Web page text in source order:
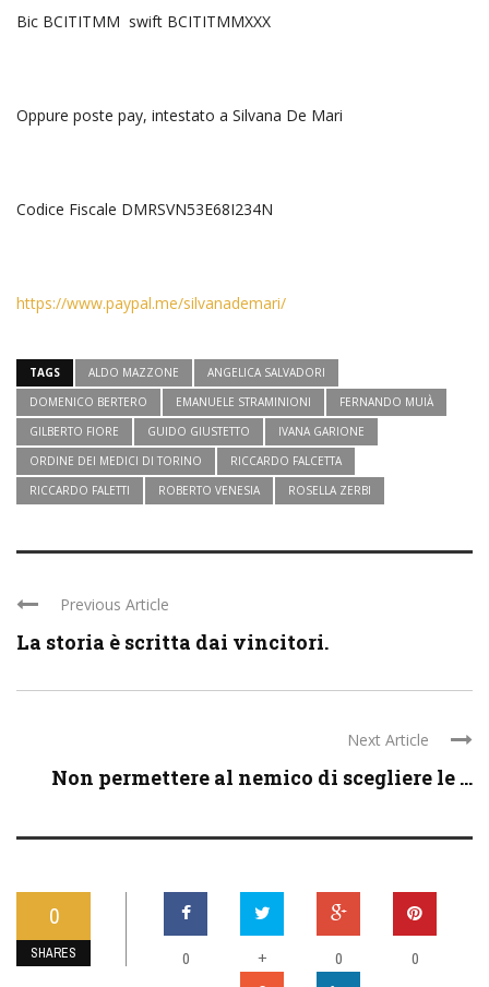
Bic BCITITMM swift BCITITMMXXX
Oppure poste pay, intestato a Silvana De Mari
Codice Fiscale DMRSVN53E68I234N
https://www.paypal.me/silvanademari/
TAGS ALDO MAZZONE
ANGELICA SALVADORI
DOMENICO BERTERO
EMANUELE STRAMINIONI
FERNANDO MUIÀ
GILBERTO FIORE
GUIDO GIUSTETTO
IVANA GARIONE
ORDINE DEI MEDICI DI TORINO
RICCARDO FALCETTA
RICCARDO FALETTI
ROBERTO VENESIA ROSELLA ZERBI
Previous Article
La storia è scritta dai vincitori.
Next Article
Non permettere al nemico di scegliere le ...
0
SHARES 0 + 0 0